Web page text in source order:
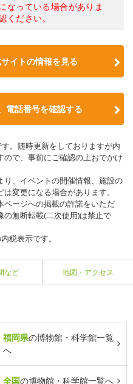
なっている場合がありま
ください。
イトの情報を見る
電話番号を確認する
。随時更新をしておりますが内
で、事前にご確認の上おでかけ
、イベントの開催情報、施設の
変更になる場合があります。
ージへの掲載の許諾をいただ
無断転載(二次使用)は禁止で
税表示です。
など 地図・アクセス
福岡県の博物館・科学館一覧
へ
全国の博物館・科学館一覧へ